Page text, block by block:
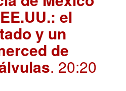
el
y un
de
. 20:20